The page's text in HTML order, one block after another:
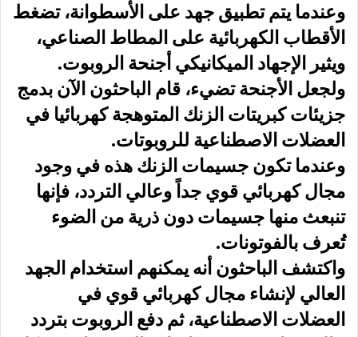
وعندما يتم تطبيق جهد على الأسطوانة، تضغط
الأقطاب الكهربائية على المطاط الصناعي،
ويثير الإجهاد الميكانيكي أجنحة الروبوت.
ولجعل الأجنحة تضيء، قام الباحثون الآن بدمج
جزيئات كبريتات الزنك المتوهجة كهربائيا في
العضلات الاصطناعية للروبوتات.
وعندما تكون جسيمات الزنك هذه في وجود
مجال كهربائي قوي جداً وعالي التردد، فإنها
تنبعث منها جسيمات دون ذرية من الضوء
تُعرف بالفوتونات.
واكتشف الباحثون أنه يمكنهم استخدام الجهد
العالي لإنشاء مجال كهربائي قوي في
العضلات الاصطناعية، ثم دفع الروبوت بتردد